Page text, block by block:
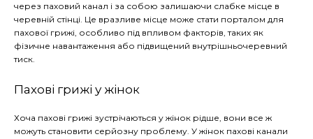
через паховий канал і за собою залишаючи слабке місце в
черевній стінці. Це вразливе місце може стати порталом для
пахової грижі, особливо під впливом факторів, таких як
фізичне навантаження або підвищений внутрішньочеревний
тиск.
Пахові грижі у жінок
Хоча пахові грижі зустрічаються у жінок рідше, вони все ж
можуть становити серйозну проблему. У жінок пахові канали